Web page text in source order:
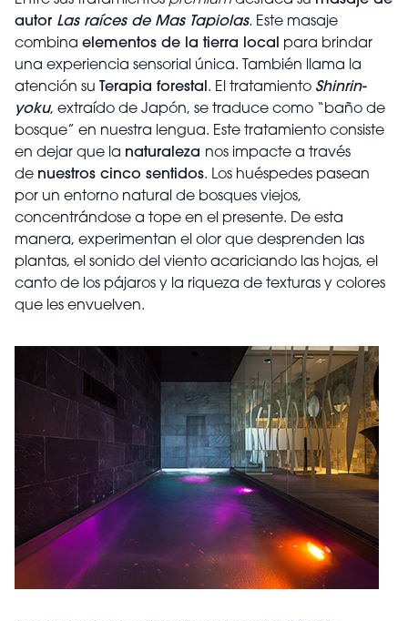
autor Las raíces de Mas Tapiolas. Este masaje
combina elementos de la tierra local
para brindar
una experiencia sensorial única. También llama la
atención su
Terapia forestal . El tratamiento Shinrin-
yoku, extraído de Japón, se traduce como “baño de
bosque” en nuestra lengua. Este tratamiento consiste
en dejar que la naturaleza nos impacte a través
de nuestros cinco sentidos. Los huéspedes pasean
por un entorno natural de bosques viejos,
concentrándose a tope en el presente. De esta
manera, experimentan el olor que desprenden las
plantas, el sonido del viento acariciando las hojas, el
canto de los pájaros y la riqueza de texturas y colores
que les envuelven.